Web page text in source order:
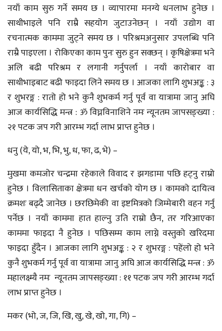
नयाँ काम सुरु गर्ने समय छ । व्यापारमा मनग्ये धनलाभ हुनेछ ।
साथीभाइले पनि राम्रै सहयोग जुटाउनेछन् । नयाँ उद्योग वा
रचनात्मक काममा जुट्ने समय छ । परिश्रमअनुसार उपलब्धि पनि
राम्रै पाइएला । रोकिएका काम पुनः सुरु हुन सक्छन् । कृषिक्षेत्रमा भने
अलि बढी परिश्रम र लगानी गर्नुपर्ला । नयाँ कारोबार वा
साथीभाइबाट बढी फाइदा लिने समय छ । आजका लागि शुभअङ्क : ३
र शुभरङ्ग : रातो हो भने कुनै शुभकर्म गर्नु पूर्व वा यात्रामा जानु अघि
आज कार्यसिद्धि मन्त्र : ॐ विघ्नविनाशिने नमः न्यूनतम जापसङ्ख्या :
२१ पटक जप गरी आरम्भ गर्दा लाभ प्राप्त हुनेछ ।
धनु (ये, यो, भ, भि, भु, ध, फा, ढ, भे) –
मुखमा कमजोर चन्द्रमा रहेकाले विवाद र झगडामा पछि हट्नु राम्रो
हुनेछ । विलासिताका क्षेत्रमा धन खर्चको योग छ । कामको दायित्व
क्रमशः बढ्दै जानेछ । छरछिमेकी वा इष्टमित्रको जिम्मेबारी वहन गर्नु
पर्नेछ । नयाँ काममा हात हाल्नु उति राम्रो छैन, तर गरिआएका
काममा फाइदा नै हुनेछ । पछिसम्म काम लाग्ने वस्तुको खरिदमा
फाइदा हुँदैन । आजका लागि शुभअङ्क : २ र शुभरङ्ग : पहेंलो हो भने
कुनै शुभकर्म गर्नु पूर्व वा यात्रामा जानु अघि आज कार्यसिद्धि मन्त्र : ॐ
महालक्ष्म्यै नमः न्यूनतम जापसङ्ख्या : ११ पटक जप गरी आरम्भ गर्दा
लाभ प्राप्त हुनेछ ।
मकर (भो, ज, जि, खि, खु, खे, खो, गा, गि) –